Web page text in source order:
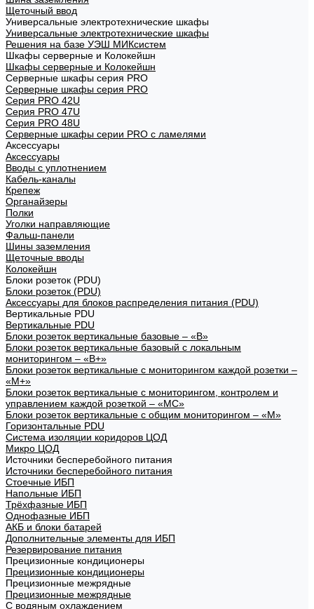
Щеточный ввод
Универсальные электротехнические шкафы
Универсальные электротехнические шкафы
Решения на базе УЭШ МИКсистем
Шкафы серверные и Колокейшн
Шкафы серверные и Колокейшн
Серверные шкафы серия PRO
Серверные шкафы серия PRO
Серия PRO 42U
Серия PRO 47U
Серия PRO 48U
Серверные шкафы серии PRO с ламелями
Аксессуары
Аксессуары
Вводы с уплотнением
Кабель-каналы
Крепеж
Органайзеры
Полки
Уголки направляющие
Фальш-панели
Шины заземления
Щеточные вводы
Колокейшн
Блоки розеток (PDU)
Блоки розеток (PDU)
Аксессуары для блоков распределения питания (PDU)
Вертикальные PDU
Вертикальные PDU
Блоки розеток вертикальные базовые – «В»
Блоки розеток вертикальные базовый с локальным
мониторингом – «В+»
Блоки розеток вертикальные с мониторингом каждой розетки –
«М+»
Блоки розеток вертикальные с мониторингом, контролем и
управлением каждой розеткой – «МС»
Блоки розеток вертикальные с общим мониторингом – «М»
Горизонтальные PDU
Система изоляции коридоров ЦОД
Микро ЦОД
Источники бесперебойного питания
Источники бесперебойного питания
Стоечные ИБП
Напольные ИБП
Трёхфазные ИБП
Однофазные ИБП
АКБ и блоки батарей
Дополнительные элементы для ИБП
Резервирование питания
Прецизионные кондиционеры
Прецизионные кондиционеры
Прецизионные межрядные
Прецизионные межрядные
С водяным охлаждением